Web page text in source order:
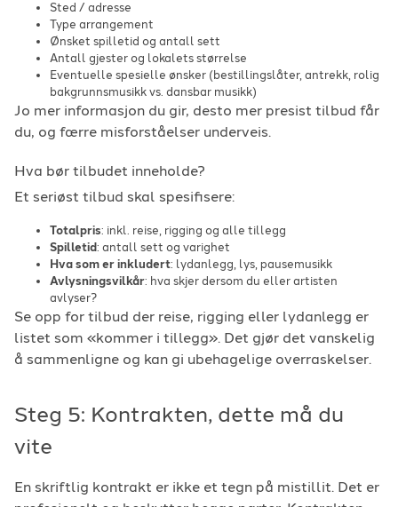
Sted / adresse
Type arrangement
Ønsket spilletid og antall sett
Antall gjester og lokalets størrelse
Eventuelle spesielle ønsker (bestillingslåter, antrekk, rolig
bakgrunnsmusikk vs. dansbar musikk)
Jo mer informasjon du gir, desto mer presist tilbud får
du, og færre misforståelser underveis.
Hva bør tilbudet inneholde?
Et seriøst tilbud skal spesifisere:
Totalpris: inkl. reise, rigging og alle tillegg
Spilletid: antall sett og varighet
Hva som er inkludert: lydanlegg, lys, pausemusikk
Avlysningsvilkår: hva skjer dersom du eller artisten
avlyser?
Se opp for tilbud der reise, rigging eller lydanlegg er
listet som «kommer i tillegg». Det gjør det vanskelig
å sammenligne og kan gi ubehagelige overraskelser.
Steg 5: Kontrakten, dette må du
vite
En skriftlig kontrakt er ikke et tegn på mistillit. Det er